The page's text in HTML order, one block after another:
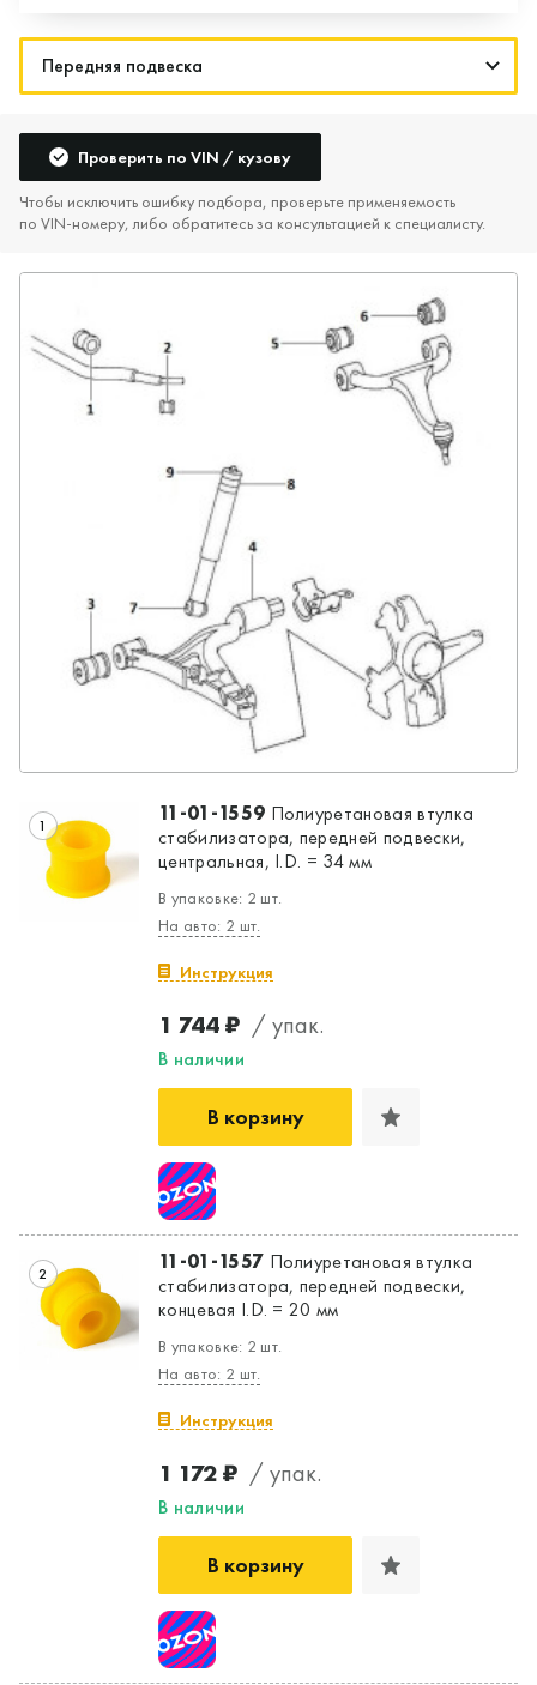
Проверить по VIN / кузову
Чтобы исключить ошибку подбора, проверьте применяемость
по VIN‑номеру, либо обратитесь за консультацией к специалисту.
1 11-01-1559 Полиуретановая втулка
стабилизатора, передней подвески,
центральная, I.D. = 34 мм
В упаковке: 2 шт.
На авто: 2 шт.
Инструкция
1 744 ₽ / упак.
В наличии
В корзину
2 11-01-1557 Полиуретановая втулка
стабилизатора, передней подвески,
концевая I.D. = 20 мм
В упаковке: 2 шт.
На авто: 2 шт.
Инструкция
1 172 ₽ / упак.
В наличии
В корзину